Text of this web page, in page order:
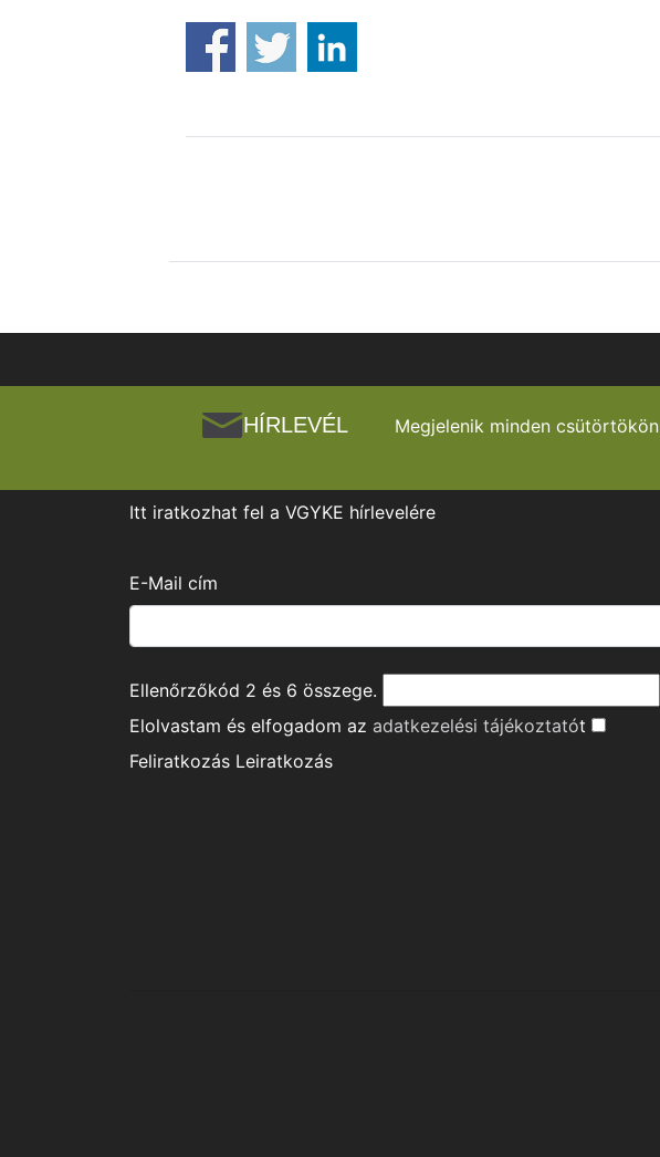
HÍRLEVÉL Megjelenik minden csütörtökön
Itt iratkozhat fel a VGYKE hírlevelére
E-Mail cím
Ellenőrzőkód 2 és 6 összege.
Elolvastam és elfogadom az adatkezelési tájékoztatót
Feliratkozás Leiratkozás